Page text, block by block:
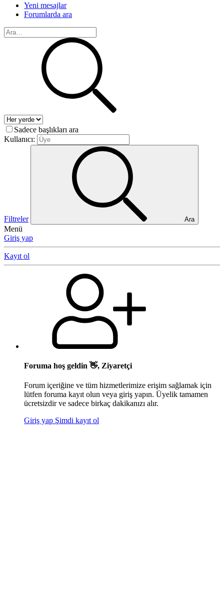
Yeni mesajlar
Forumlarda ara
Sadece başlıkları ara
Kullanıcı:
Filtreler Ara
Menü
Giriş yap
Kayıt ol
Foruma hoş geldin 👋, Ziyaretçi
Forum içeriğine ve tüm hizmetlerimize erişim sağlamak için
lütfen foruma kayıt olun veya giriş yapın. Üyelik tamamen
ücretsizdir ve sadece birkaç dakikanızı alır.
Giriş yap Şimdi kayıt ol